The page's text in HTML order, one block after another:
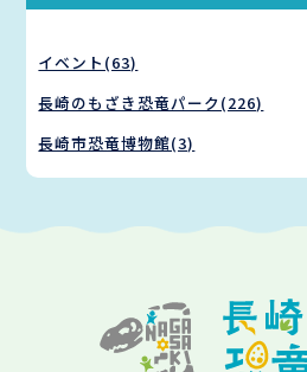
イベント(63)
長崎のもざき恐竜パーク(226)
長崎市恐竜博物館(3)